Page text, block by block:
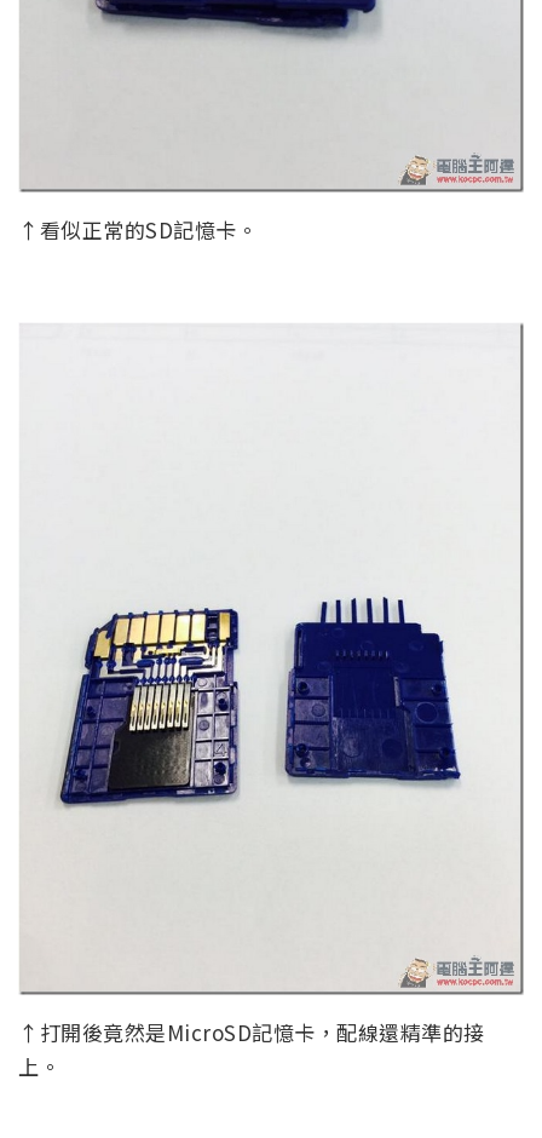
↑看似正常的SD記憶卡。
↑打開後竟然是MicroSD記憶卡，配線還精準的接
上。